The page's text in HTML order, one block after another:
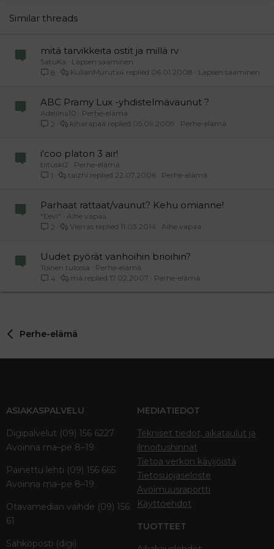
26
Similar threads
mitä tarvikkeita ostit ja millä rv
SatuKa
Lapsen saaminen
8
Lapsen saaminen
06.01.2008
KullanMurutx4
ABC Pramy Lux -yhdistelmävaunut ?
Adeliina10
Perhe-elämä
2
Perhe-elämä
05.09.2009
kiharapää
i'coo platon 3 air!
tiituski2
Perhe-elämä
1
Perhe-elämä
22.07.2006
taizhi
Parhaat rattaat/vaunut? Kehu omianne!
"Eevi"
Aihe vapaa
2
Aihe vapaa
11.03.2014
Vierras
Uudet pyörät vanhoihin brioihin?
Toinen tulossa
Perhe-elämä
4
Perhe-elämä
17.02.2007
mä
Perhe-elämä
ASIAKASPALVELU
Digipalvelut (09) 156 6227
Avoinna ma–pe 8–19
Painettu lehti (09) 156 665
Avoinna ma–pe 8–19
Otavamedian vaihde (09) 156
61
Sähköposti (digi)
MEDIATIEDOT
Tekniset tiedot, aikataulut ja
ilmoitushinnat
Tietoa verkon kävijöistä
Tietosuojaseloste
Avoimuusraportti
Käyttöehdot
TUOTTEET